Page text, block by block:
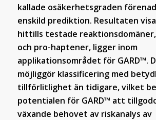
kallade osäkerhetsgraden
enskild prediktion. Resultaten
hittills testade
och pro-haptener, ligger inom
applikationsområdet för GARD™.
möjliggör klassificering med
tillförlitlighet än tidigare, vilket
potentialen för GARD™ att
växande behovet av riskanalys av